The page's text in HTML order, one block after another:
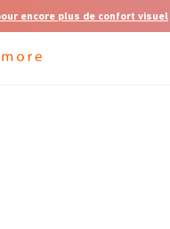
encore plus de confort visuel